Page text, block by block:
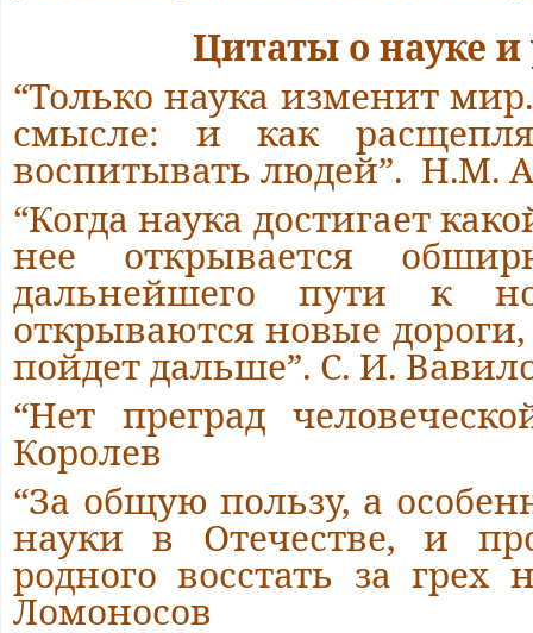
Цитаты о науке
“Только наука изменит
смысле: и как
воспитывать людей”. Н.М.
“Когда наука достигает
нее открывается
дальнейшего пути к
открываются новые
пойдет дальше”. С. И.
“Нет преград
Королев
“За общую пользу, а
науки в Отечестве, и
родного восстать за
Ломоносов